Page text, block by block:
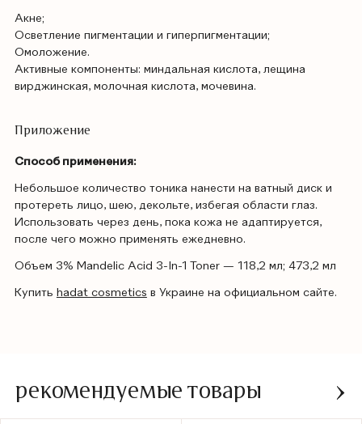
Акне;
Осветление пигментации и гиперпигментации;
Омоложение.
Активные компоненты: миндальная кислота, лещина
вирджинская, молочная кислота, мочевина.
Приложение
Способ применения:
Небольшое количество тоника нанести на ватный диск и
протереть лицо, шею, декольте, избегая области глаз.
Использовать через день, пока кожа не адаптируется,
после чего можно применять ежедневно.
Объем 3% Mandelic Acid 3-In-1 Toner — 118,2 мл; 473,2 мл
Купить hadat cosmetics в Украине на официальном сайте.
рекомендуемые товары